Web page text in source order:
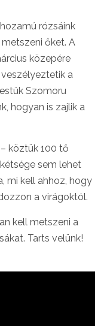
rózsáink
őket. A
közepére
a
Szomoru
hogyan is zajlik a
köztük 100 tő
kétsége sem lehet
mi kell ahhoz, hogy
a virágoktól.
kell metszeni a
Tarts velünk!